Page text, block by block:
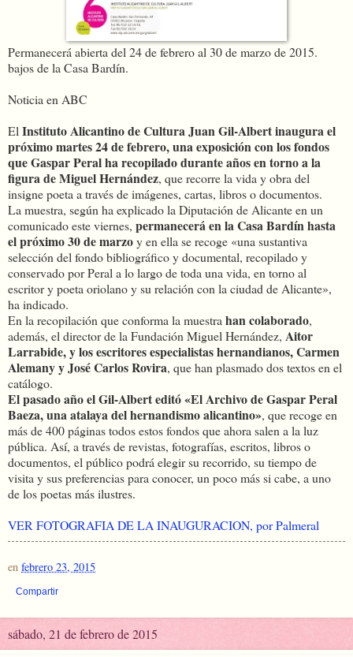
Permanecerá abierta del 24 de febrero al 30 de marzo de 2015.
bajos de la Casa Bardín.
Noticia en ABC
El Instituto Alicantino de Cultura Juan Gil-Albert inaugura el
próximo martes 24 de febrero, una exposición con los fondos
que Gaspar Peral ha recopilado durante años en torno a la
figura de Miguel Hernández, que recorre la vida y obra del
insigne poeta a través de imágenes, cartas, libros o documentos.
La muestra, según ha explicado la Diputación de Alicante en un
comunicado este viernes, permanecerá en la Casa Bardín hasta
el próximo 30 de marzoy en ella se recoge «una sustantiva
selección del fondo bibliográfico y documental, recopilado y
conservado por Peral a lo largo de toda una vida, en torno al
escritor y poeta oriolano y su relación con la ciudad de Alicante»,
ha indicado.
En la recopilación que conforma la muestra han colaborado,
además, el director de la Fundación Miguel Hernández, Aitor
Larrabide, y los escritores especialistas hernandianos, Carmen
Alemany y José Carlos Rovira, que han plasmado dos textos en el
catálogo.
El pasado año el Gil-Albert editó «El Archivo de Gaspar Peral
Baeza, una atalaya del hernandismo alicantino», que recoge en
más de 400 páginas todos estos fondos que ahora salen a la luz
pública. Así, a través de revistas, fotografías, escritos, libros o
documentos, el público podrá elegir su recorrido, su tiempo de
visita y sus preferencias para conocer, un poco más si cabe, a uno
de los poetas más ilustres.
VER FOTOGRAFIA DE LA INAUGURACION, por Palmeral
en febrero 23, 2015
Compartir
sábado, 21 de febrero de 2015